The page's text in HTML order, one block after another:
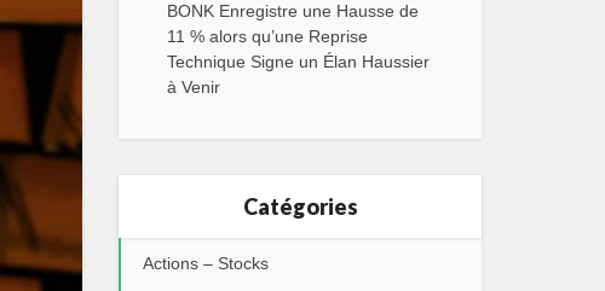
BONK Enregistre une Hausse de
11 % alors qu’une Reprise
Technique Signe un Élan Haussier
à Venir
Catégories
Actions – Stocks